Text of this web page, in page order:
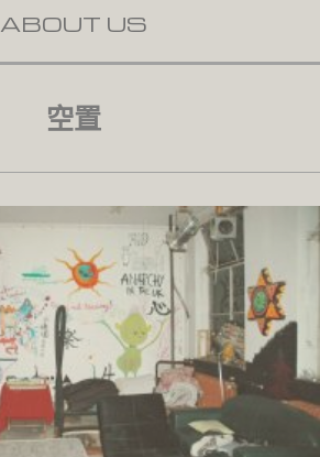
ABOUT US
空置